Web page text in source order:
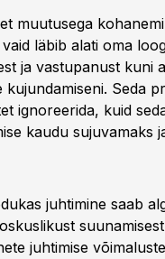
muutusega
läbib alati oma
ja vastupanust kuni
kujundamiseni. Seda
ignoreerida, kuid
kaudu sujuvamaks
juhtimine saab
juhtimise